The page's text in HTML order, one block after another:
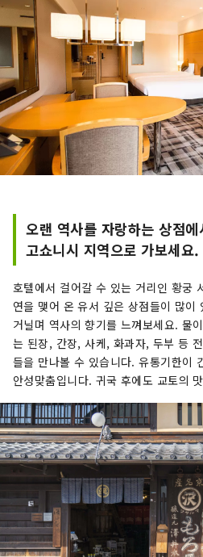
오랜 역사를 자랑하는 상점
고쇼니시 지역으로 가보세요.
호텔에서 걸어갈 수 있는 거리인 황궁
연을 맺어 온 유서 깊은 상점들이 많이
거닐며 역사의 향기를 느껴보세요. 물
는 된장, 간장, 사케, 화과자, 두부 등
들을 만나볼 수 있습니다. 유통기한이
안성맞춤입니다. 귀국 후에도 교토의